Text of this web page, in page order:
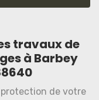
travaux de
à Barbey
de votre